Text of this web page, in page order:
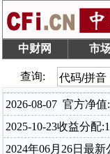
中财网 市
查询:
2026-08-07 官方净值:
2025-10-23收益分配
2024年06月26日最新